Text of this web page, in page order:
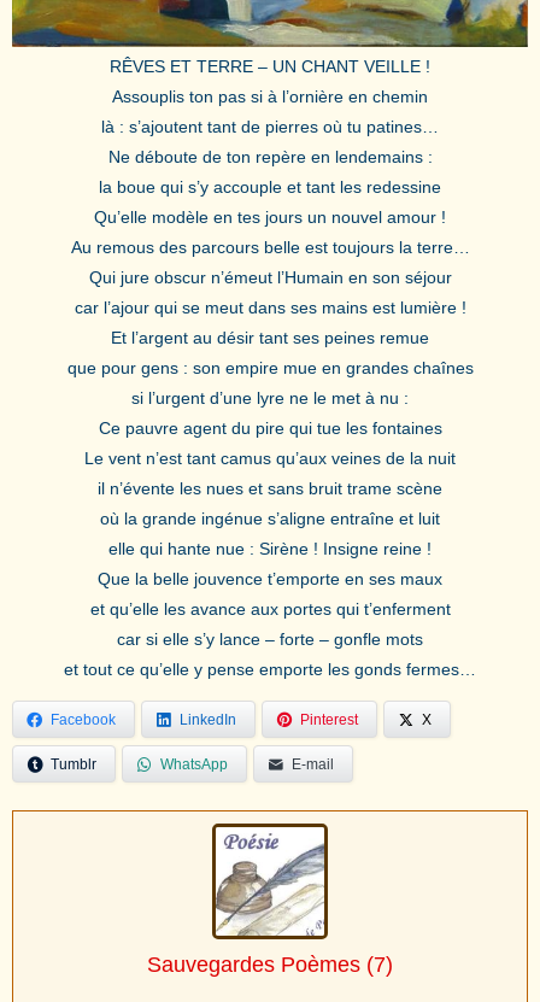
RÊVES ET TERRE – UN CHANT VEILLE !
Assouplis ton pas si à l’ornière en chemin
là : s’ajoutent tant de pierres où tu patines…
Ne déboute de ton repère en lendemains :
la boue qui s’y accouple et tant les redessine
Qu’elle modèle en tes jours un nouvel amour !
Au remous des parcours belle est toujours la terre…
Qui jure obscur n’émeut l’Humain en son séjour
car l’ajour qui se meut dans ses mains est lumière !
Et l’argent au désir tant ses peines remue
que pour gens : son empire mue en grandes chaînes
si l’urgent d’une lyre ne le met à nu :
Ce pauvre agent du pire qui tue les fontaines
Le vent n’est tant camus qu’aux veines de la nuit
il n’évente les nues et sans bruit trame scène
où la grande ingénue s’aligne entraîne et luit
elle qui hante nue : Sirène ! Insigne reine !
Que la belle jouvence t’emporte en ses maux
et qu’elle les avance aux portes qui t’enferment
car si elle s’y lance – forte – gonfle mots
et tout ce qu’elle y pense emporte les gonds fermes…
Facebook LinkedIn Pinterest X
Tumblr WhatsApp E-mail
Sauvegardes Poèmes (7)